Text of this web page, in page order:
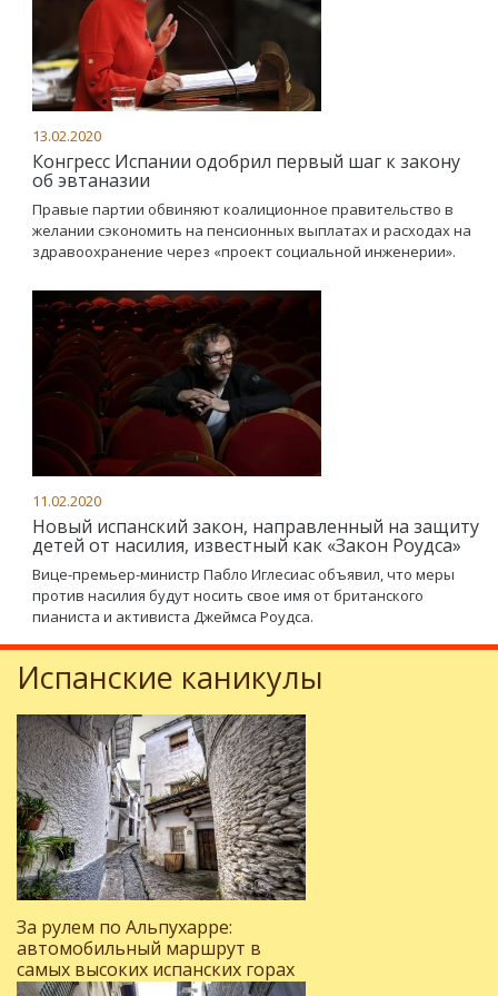
13.02.2020
Конгресс Испании одобрил первый шаг к закону
об эвтаназии
Правые партии обвиняют коалиционное правительство в
желании сэкономить на пенсионных выплатах и расходах на
здравоохранение через «проект социальной инженерии».
11.02.2020
Новый испанский закон, направленный на защиту
детей от насилия, известный как «Закон Роудса»
Вице-премьер-министр Пабло Иглесиас объявил, что меры
против насилия будут носить свое имя от британского
пианиста и активиста Джеймса Роудса.
Испанские каникулы
За рулем по Альпухарре:
автомобильный маршрут в
самых высоких испанских горах